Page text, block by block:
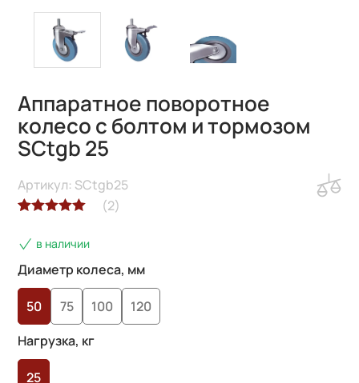
Аппаратное поворотное
колесо с болтом и тормозом
SCtgb 25
5.00из 5 на
основе
пользователей
(2)
Артикул: SCtgb25
в наличии
Диаметр колеса, мм
50 75 100
120
Нагрузка, кг
25